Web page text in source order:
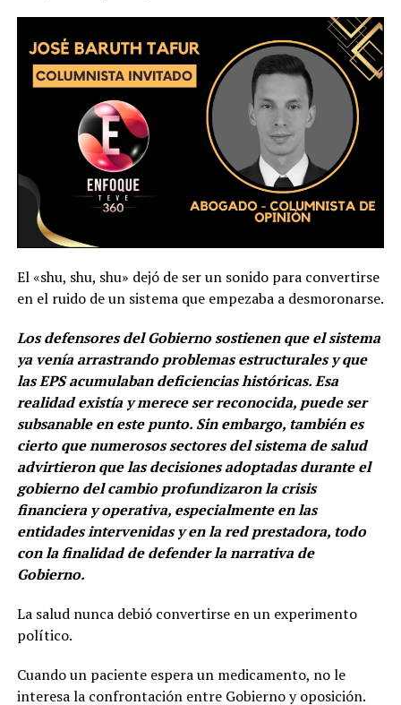
El «shu, shu, shu» dejó de ser un sonido para convertirse
en el ruido de un sistema que empezaba a desmoronarse.
Los defensores del Gobierno sostienen que el sistema
ya venía arrastrando problemas estructurales y que
las EPS acumulaban deficiencias históricas. Esa
realidad existía y merece ser reconocida, puede ser
subsanable en este punto. Sin embargo, también es
cierto que numerosos sectores del sistema de salud
advirtieron que las decisiones adoptadas durante el
gobierno del cambio profundizaron la crisis
financiera y operativa, especialmente en las
entidades intervenidas y en la red prestadora, todo
con la finalidad de defender la narrativa de
Gobierno.
La salud nunca debió convertirse en un experimento
político.
Cuando un paciente espera un medicamento, no le
interesa la confrontación entre Gobierno y oposición.